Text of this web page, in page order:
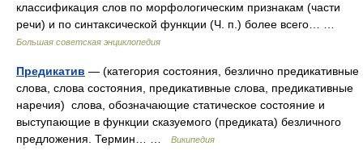
классификация слов по морфологическим признакам (части
речи) и по синтаксической функции (Ч. п.) более всего… …
Большая советская энциклопедия
Предикатив — (категория состояния, безлично предикативные
слова, cлова состояния, предикативные слова, предикативные
наречия) слова, обозначающие статическое состояние и
выступающие в функции сказуемого (предиката) безличного
предложения. Термин… …
Википедия